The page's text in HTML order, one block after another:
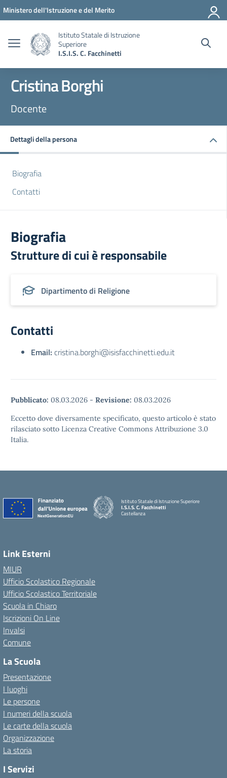
Vai ai contenuti
Vai al menu di navigazione
Vai al footer
Ministero dell'Istruzione e del Merito
Istituto Statale di Istruzione
Superiore
I.S.I.S. C. Facchinetti
Cristina Borghi
Docente
Dettagli della persona
Biografia
Contatti
Biografia
Strutture di cui è responsabile
Dipartimento di Religione
Contatti
Email: cristina.borghi@isisfacchinetti.edu.it
Pubblicato: 08.03.2026 - Revisione: 08.03.2026
Eccetto dove diversamente specificato, questo articolo è stato
rilasciato sotto Licenza Creative Commons Attribuzione 3.0
Italia.
Istituto Statale di Istruzione Superiore
I.S.I.S. C. Facchinetti
Castellanza
Link Esterni
MIUR
Ufficio Scolastico Regionale
Ufficio Scolastico Territoriale
Scuola in Chiaro
Iscrizioni On Line
Invalsi
Comune
La Scuola
Presentazione
I luoghi
Le persone
I numeri della scuola
Le carte della scuola
Organizzazione
La storia
I Servizi